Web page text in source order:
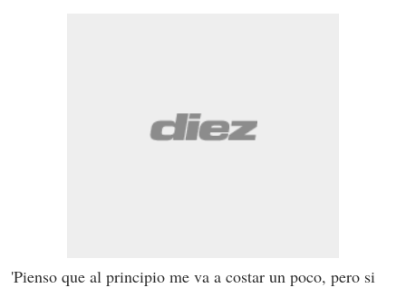
'Pienso que al principio me va a costar un poco, pero si